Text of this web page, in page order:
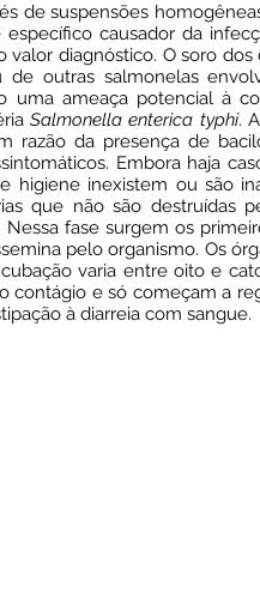
de suspensões
causador da
diagnóstico. O soro
outras salmonelas
uma ameaça potencial à
Salmonella enterica typhi.
da presença de
Embora haja
inexistem ou são
que não são destruídas
fase surgem os
pelo organismo. Os
varia entre oito e
e só começam a
à diarreia com sangue.